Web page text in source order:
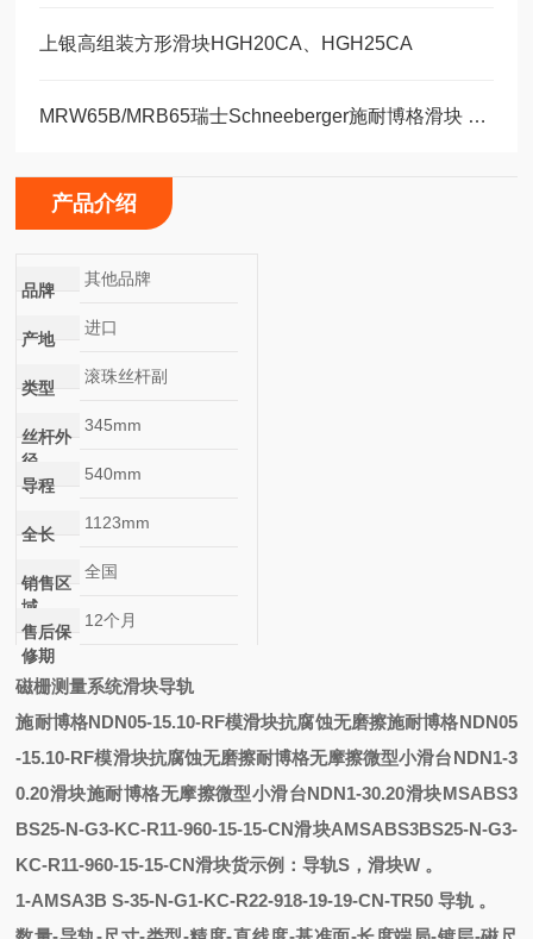
上银高组装方形滑块HGH20CA、HGH25CA
MRW65B/MRB65瑞士Schneeberger施耐博格滑块 导轨
产品介绍
品牌
其他品牌
产地
进口
类型
滚珠丝杆副
丝杆外
径
345mm
导程
540mm
全长
1123mm
销售区
域
全国
售后保
修期
12个月
磁栅测量系统滑块导轨
施耐博格NDN05-15.10-RF模滑块抗腐蚀无磨擦施耐博格NDN05
-15.10-RF模滑块抗腐蚀无磨擦耐博格无摩擦微型小滑台NDN1-3
0.20滑块施耐博格无摩擦微型小滑台NDN1-30.20滑块MSABS3
BS25-N-G3-KC-R11-960-15-15-CN滑块AMSABS3BS25-N-G3-
KC-R11-960-15-15-CN滑块货示例：导轨S，滑块W 。
1-AMSA3B S-35-N-G1-KC-R22-918-19-19-CN-TR50 导轨 。